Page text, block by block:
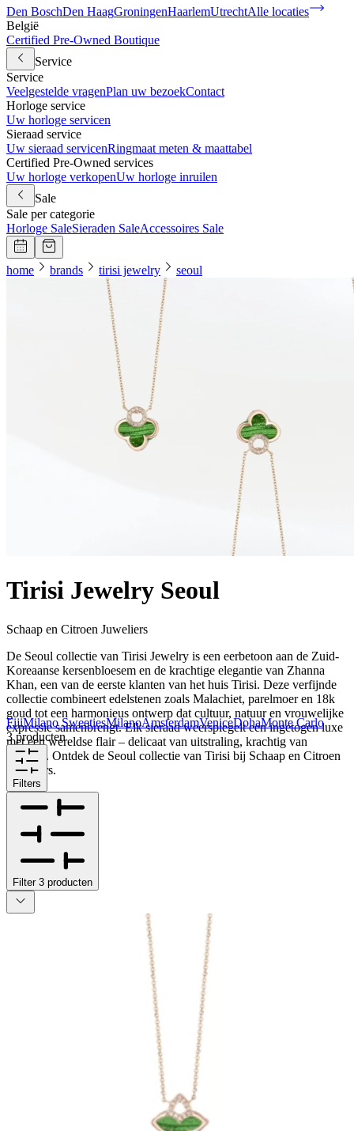
Den BoschDen HaagGroningenHaarlemUtrechtAlle locaties
België
Certified Pre-Owned Boutique
Service
Service
Veelgestelde vragenPlan uw bezoekContact
Horloge service
Uw horloge servicen
Sieraad service
Uw sieraad servicenRingmaat meten & maattabel
Certified Pre-Owned services
Uw horloge verkopenUw horloge inruilen
Sale
Sale per categorie
Horloge SaleSieraden SaleAccessoires Sale
home brands tirisi jewelry seoul
Tirisi Jewelry Seoul
Schaap en Citroen Juweliers
De Seoul collectie van Tirisi Jewelry is een eerbetoon aan de Zuid-
Koreaanse kersenbloesem en de krachtige elegantie van Zhanna
Khan, een van de eerste klanten van het huis Tirisi. Deze verfijnde
collectie combineert edelstenen zoals Malachiet, parelmoer en 18k
goud tot een harmonieus ontwerp dat cultuur, natuur en vrouwelijke
expressie samenbrengt. Elk sieraad weerspiegelt een ingetogen luxe
met een wereldse flair – delicaat van uitstraling, krachtig van
karakter. Ontdek de Seoul collectie van Tirisi bij Schaap en Citroen
Juweliers.
FijiMilano SweetiesMilanoAmsterdamVeniceDohaMonte Carlo
3 producten
Filters
Filter 3 producten